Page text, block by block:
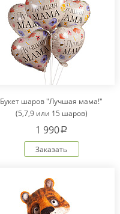
Букет шаров "Лучшая мама!"
(5,7,9 или 15 шаров)
1 990a
Заказать